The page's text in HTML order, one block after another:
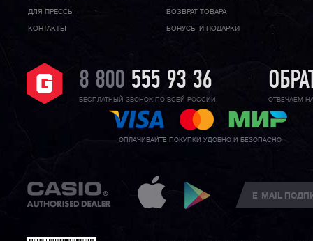
ДЛЯ ПРЕССЫ
КОНТАКТЫ
ВОЗВРАТ ТОВАРА
БОНУСЫ И ПОДАРКИ
8 800 555 93 36
БЕСПЛАТНЫЙ ЗВОНОК ПО ВСЕЙ РОССИИ ОТВЕЧАЕМ
ОПЛАЧИВАЙТЕ ПОКУПКИ УДОБНО И БЕЗОПАСНО